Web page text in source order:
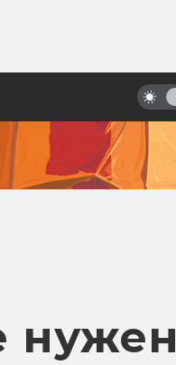
про Имхотепа и компанию
нужен